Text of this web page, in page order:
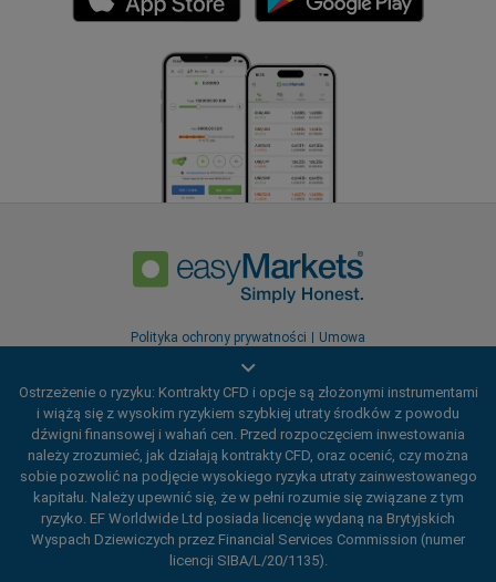
Polityka ochrony prywatności Umowa
EF Worldwide Ltd posiada licencję wydaną na Brytyjskich Wyspach
Ostrzeżenie o ryzyku: Kontrakty CFD i opcje są złożonymi instrumentami
i wiążą się z wysokim ryzykiem szybkiej utraty środków z powodu
dźwigni finansowej i wahań cen. Przed rozpoczęciem inwestowania
należy zrozumieć, jak działają kontrakty CFD, oraz ocenić, czy można
sobie pozwolić na podjęcie wysokiego ryzyka utraty zainwestowanego
kapitału. Należy upewnić się, że w pełni rozumie się związane z tym
ryzyko. EF Worldwide Ltd posiada licencję wydaną na Brytyjskich
Wyspach Dziewiczych przez Financial Services Commission (numer
licencji SIBA/L/20/1135).